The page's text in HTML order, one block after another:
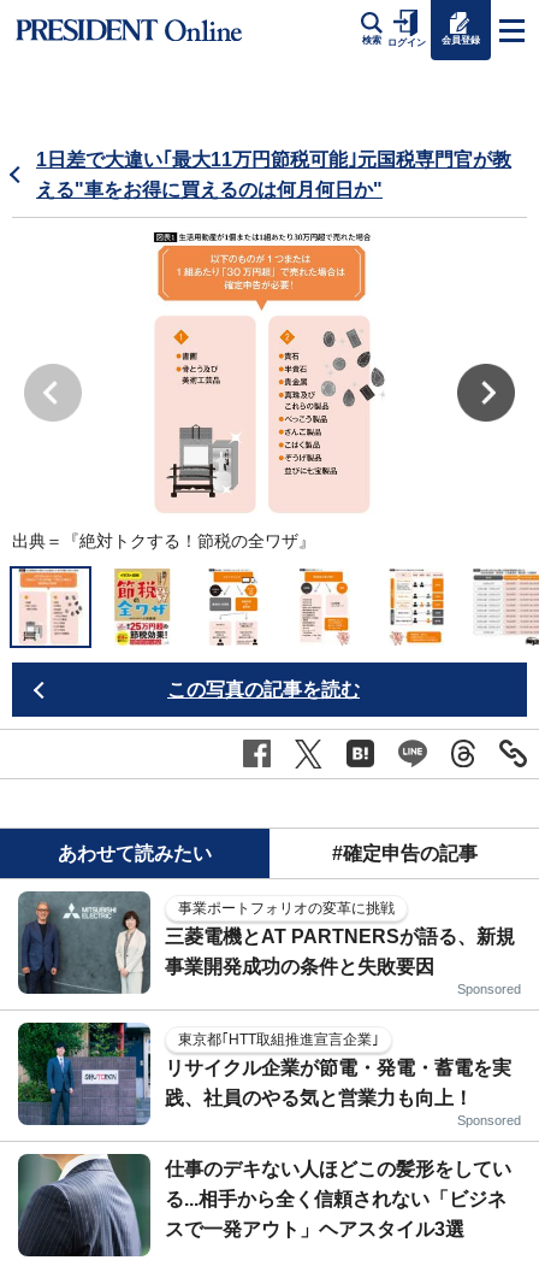
検索 ログイン 会員登録
1日差で大違い｢最大11万円節税可能｣元国税専門官が教
える"車をお得に買えるのは何月何日か"
出典＝『絶対トクする！節税の全ワザ』
この写真の記事を読む
あわせて読みたい #確定申告の記事
事業ポートフォリオの変革に挑戦
三菱電機とAT PARTNERSが語る、新規
事業開発成功の条件と失敗要因
Sponsored
東京都｢HTT取組推進宣言企業｣
リサイクル企業が節電・発電・蓄電を実
践、社員のやる気と営業力も向上！
Sponsored
仕事のデキない人ほどこの髪形をしてい
る...相手から全く信頼されない「ビジネ
スで一発アウト」ヘアスタイル3選